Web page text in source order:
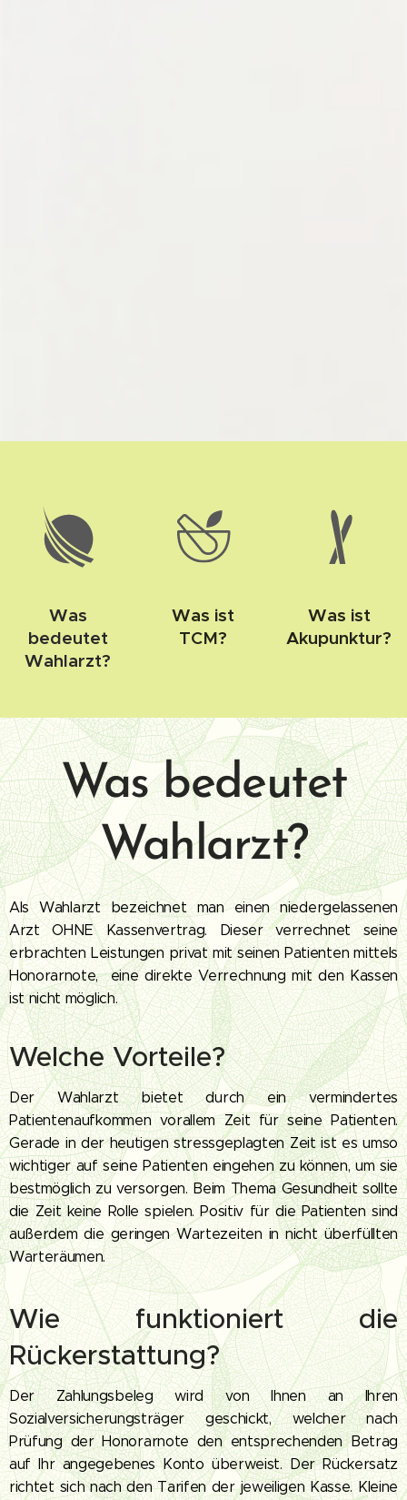
Was
bedeutet
Wahlarzt?
Was ist
TCM?
Was ist
Akupunktur?
Was bedeutet
Wahlarzt?
Als Wahlarzt bezeichnet man einen niedergelassenen
Arzt OHNE Kassenvertrag. Dieser verrechnet seine
erbrachten Leistungen privat mit seinen Patienten mittels
Honorarnote, eine direkte Verrechnung mit den Kassen
ist nicht möglich.
Welche Vorteile?
Der Wahlarzt bietet durch ein vermindertes
Patientenaufkommen vorallem Zeit für seine Patienten.
Gerade in der heutigen stressgeplagten Zeit ist es umso
wichtiger auf seine Patienten eingehen zu können, um sie
bestmöglich zu versorgen. Beim Thema Gesundheit sollte
die Zeit keine Rolle spielen. Positiv für die Patienten sind
außerdem die geringen Wartezeiten in nicht überfüllten
Warteräumen.
Wie funktioniert die
Rückerstattung?
Der Zahlungsbeleg wird von Ihnen an Ihren
Sozialversicherungsträger geschickt, welcher nach
Prüfung der Honorarnote den entsprechenden Betrag
auf Ihr angegebenes Konto überweist.Der Rückersatz
richtet sich nach den Tarifen der jeweiligen Kasse. Kleine